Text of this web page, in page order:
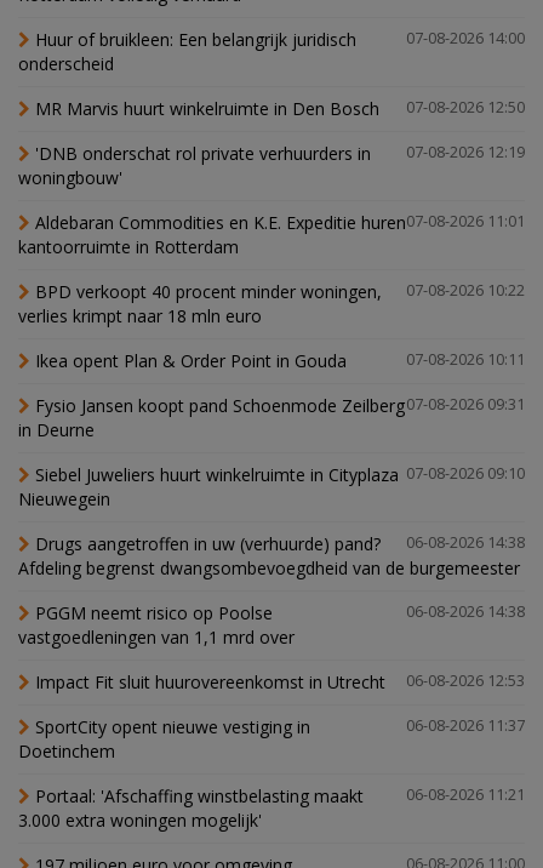
07-08-2026 14:00
Huur of bruikleen: Een belangrijk juridisch
onderscheid
07-08-2026 12:50
MR Marvis huurt winkelruimte in Den Bosch
07-08-2026 12:19
'DNB onderschat rol private verhuurders in
woningbouw'
07-08-2026 11:01
Aldebaran Commodities en K.E. Expeditie huren
kantoorruimte in Rotterdam
07-08-2026 10:22
BPD verkoopt 40 procent minder woningen,
verlies krimpt naar 18 mln euro
07-08-2026 10:11
Ikea opent Plan & Order Point in Gouda
07-08-2026 09:31
Fysio Jansen koopt pand Schoenmode Zeilberg
in Deurne
07-08-2026 09:10
Siebel Juweliers huurt winkelruimte in Cityplaza
Nieuwegein
06-08-2026 14:38
Drugs aangetroffen in uw (verhuurde) pand?
Afdeling begrenst dwangsombevoegdheid van de burgemeester
06-08-2026 14:38
PGGM neemt risico op Poolse
vastgoedleningen van 1,1 mrd over
06-08-2026 12:53
Impact Fit sluit huurovereenkomst in Utrecht
06-08-2026 11:37
SportCity opent nieuwe vestiging in
Doetinchem
06-08-2026 11:21
Portaal: 'Afschaffing winstbelasting maakt
3.000 extra woningen mogelijk'
06-08-2026 11:00